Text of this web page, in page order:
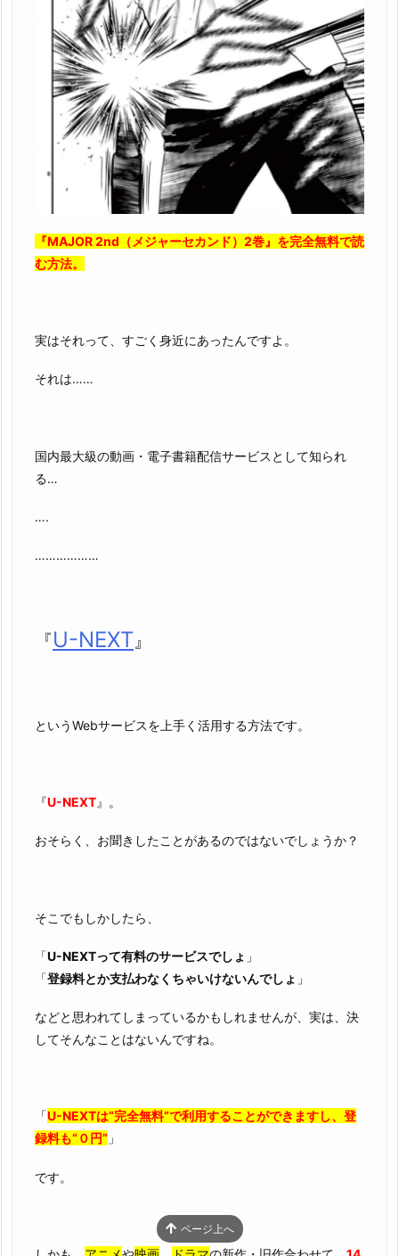
『MAJOR 2nd（メジャーセカンド）2巻』を完全無料で読
む方法。
実はそれって、すごく身近にあったんですよ。
それは……
国内最大級の動画・電子書籍配信サービスとして知られ
る…
….
………………
『U-NEXT』
というWebサービスを上手く活用する方法です。
『U-NEXT』。
おそらく、お聞きしたことがあるのではないでしょうか？
そこでもしかしたら、
「U-NEXTって有料のサービスでしょ 」
「登録料とか支払わなくちゃいけないんでしょ 」
などと思われてしまっているかもしれませんが、実は、決
してそんなことはないんですね。
「U-NEXTは“完全無料”で利用することができますし、登
録料も“０円” 」
です。
ページ上へ